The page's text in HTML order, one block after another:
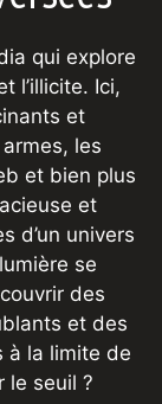
qui explore
l’illicite. Ici,
et
les
et bien plus
et
d’un univers
se
des
et des
à la limite de
le seuil ?